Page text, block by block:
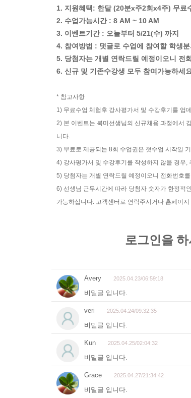
1. 지원혜택: 한달 (20분x주2회x4주) 무료
2. 수업가능시간 : 8 AM ~ 10 AM
3. 이벤트기간 : 오늘부터 5/21(수) 까지
4. 참여방법 : 댓글로 수업에 참여할 학생
5. 당첨자는 개별 연락드릴 예정이오니 전
6. 신규 및 기존수강생 모두 참여가능하세
* 참고사항
1) 무료수업 체험후 강사평가서 및 수강후기를 업
2) 본 이벤트는 북미선생님의 신규채용 과정에서
니다.
3) 무료로 제공되는 8회 수업권은 첫수업 시작일
4) 강사평가서 및 수강후기를 작성하지 않을 경우
5) 당첨자는 개별 연락드릴 예정이오니 전화번호
6) 선생님 근무시간에 따라 당첨자 숫자가 한정적
가능하십니다. 고객센터로 연락주시거나 홈페이